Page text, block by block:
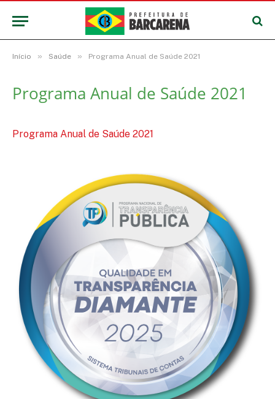
Início » Saúde » Programa Anual de Saúde 2021
Programa Anual de Saúde 2021
Programa Anual de Saúde 2021